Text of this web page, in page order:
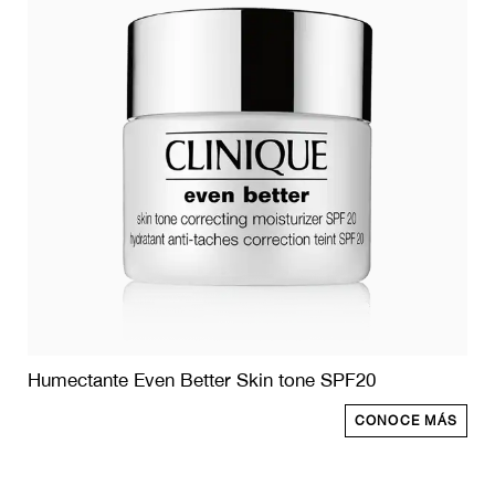
Humectante Even Better Skin tone SPF20
CONOCE MÁS